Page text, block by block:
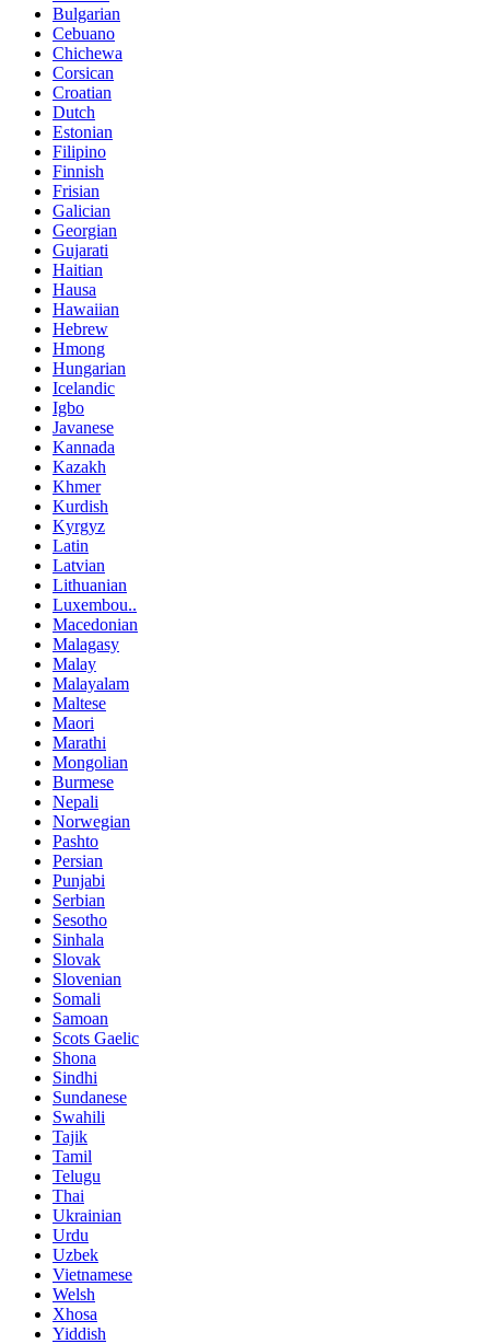
Bulgarian
Cebuano
Chichewa
Corsican
Croatian
Dutch
Estonian
Filipino
Finnish
Frisian
Galician
Georgian
Gujarati
Haitian
Hausa
Hawaiian
Hebrew
Hmong
Hungarian
Icelandic
Igbo
Javanese
Kannada
Kazakh
Khmer
Kurdish
Kyrgyz
Latin
Latvian
Lithuanian
Luxembou..
Macedonian
Malagasy
Malay
Malayalam
Maltese
Maori
Marathi
Mongolian
Burmese
Nepali
Norwegian
Pashto
Persian
Punjabi
Serbian
Sesotho
Sinhala
Slovak
Slovenian
Somali
Samoan
Scots Gaelic
Shona
Sindhi
Sundanese
Swahili
Tajik
Tamil
Telugu
Thai
Ukrainian
Urdu
Uzbek
Vietnamese
Welsh
Xhosa
Yiddish